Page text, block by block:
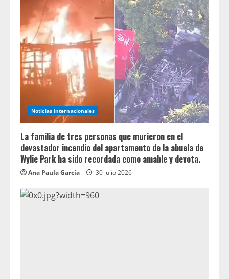
Noticias Internacionales
La familia de tres personas que murieron en el
devastador incendio del apartamento de la abuela de
Wylie Park ha sido recordada como amable y devota.
Ana Paula García 30 julio 2026